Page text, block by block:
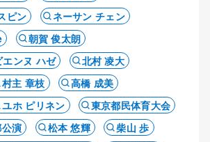
ピン
ネーサン チェン
朝賀 俊太朗
エンヌ ハゼ
北村 凌大
村主 章枝
高橋 成美
ユホ ピリネン
東京都民体育大会
演
松本 悠輝
柴山 歩